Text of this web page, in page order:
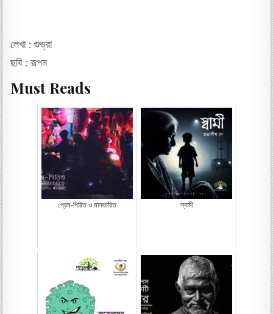
লেখা : শুভ্রা
ছবি : রূপম
Must Reads
প্রেম-পিরিত ও মানবচরিত স্বামী